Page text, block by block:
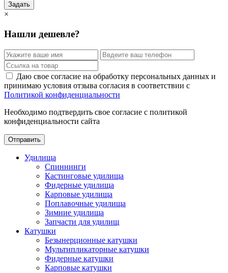
Задать
×
Нашли дешевле?
Даю свое согласие на обработку персональных данных и
принимаю условия отзыва согласия в соответствии с
Политикой конфиденциальности
Необходимо подтвердить свое согласие с политикой
конфиденциальности сайта
Отправить
Удилища
Спиннинги
Кастинговые удилища
Фидерные удилища
Карповые удилища
Поплавочные удилища
Зимние удилища
Запчасти для удилищ
Катушки
Безынерционные катушки
Мультипликаторные катушки
Фидерные катушки
Карповые катушки